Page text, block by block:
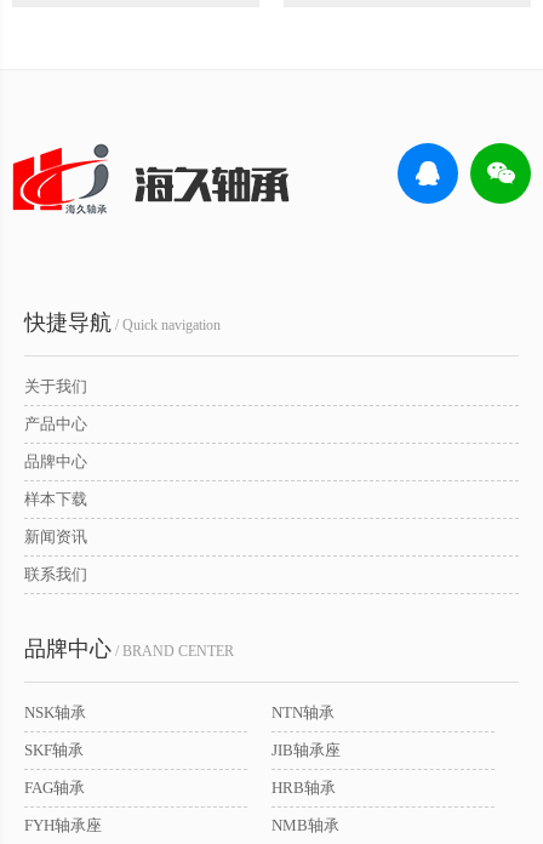
快捷导航 / Quick navigation
关于我们
产品中心
品牌中心
样本下载
新闻资讯
联系我们
品牌中心 / BRAND CENTER
NSK轴承 NTN轴承
SKF轴承 JIB轴承座
FAG轴承 HRB轴承
FYH轴承座 NMB轴承